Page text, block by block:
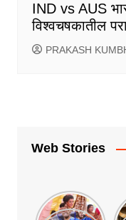
IND vs AUS
विश्वचषकातील
PRAKASH
Web Stories